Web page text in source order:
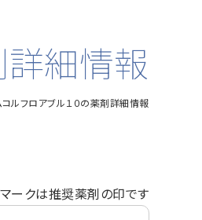
細情報
コルフロアブル１０の薬剤詳細情報
マークは推奨薬剤の印です